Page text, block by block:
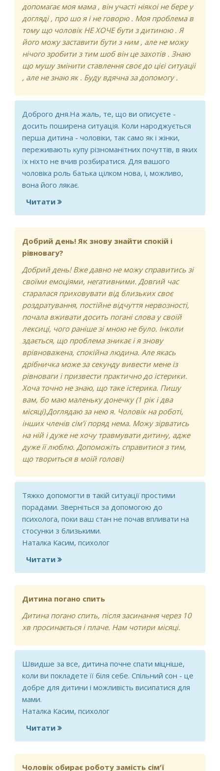
допомагає моя мама , він участі ніякоі не бере у
догляді , про шо я і не говорю . Моя проблема в
тому що чоловік НЕ ХОЧЕ бути з дитиною . Я
його можу заставити бути з ним , але не можу
нічого зробити з тим шоб він це захотів . Знаю
що мушу змінити ставлення своє до цієі ситуаціі
, але не знаю як . Буду вдячна за допомогу .
Доброго дня.На жаль, те, що ви описуєте -
досить поширена ситуація. Коли народжується
перша дитина - чоловіки, так само як і жінки,
переживають купу різноманітних почуттів, в яких
їх ніхто не вчив розбиратися. Для вашого
чоловіка роль батька цілком нова, і, можливо,
вона його лякає.
Читати про байдужість чоловіка
Добрий день! Як знову знайти спокій і
рівновагу?
Добрий день! Вже давно не можу справитись зі
своїми емоціями, негативними. Довгий час
старалася приховувати від близьких своє
роздратування, постійне відчуття нервозності,
почала вживати досить погані слова у своїй
лексиці, чого раніше зі мною не було. Інколи
здається, що проблема зникає і я знову
врівноважена, спокійна людина. Але якась
дрібничка може за секунду вивести мене із
рівноваги і призвести практично до істерики.
Хоча точно не знаю, що таке істерика. Пишу
вам, бо маю маленьку донечку (1 рік і два
місяці).Доглядаю за нею я. Чоловік на роботі,
інших членів сім'ї поряд нема. Можу зірватись
на ній і дуже не хочу травмувати дитину, адже
дуже її люблю. Допоможіть справитися з тим,
що твориться в моїй голові)
Тяжко допомогти в такій ситуації простими
порадами. Зверніться за допомогою до
психолога, поки ваш стан не почав впливати на
стосунки з близькими.
Наталка Касим, психолог
Читати про Добрий день! Як знову знайти
спокій і рівновагу?
Дитина погано спить
Дитина погано спить, після засинання через 10
хв просинається і плаче. Нам чотири місяці.
Швидше за все, дитина почне спати міцніше,
коли ви покладете її біля себе. Спільний сон - це
добре для дитини і можливість висипатися для
мами.
Наталка Касим, психолог
Читати про Дитина погано спить
Чоловік обирає роботу замість сім'ї